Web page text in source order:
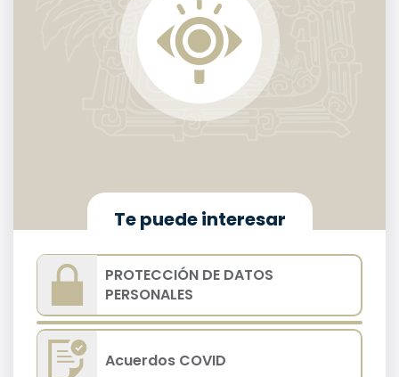
Te puede interesar
PROTECCIÓN DE DATOS
PERSONALES
Acuerdos COVID